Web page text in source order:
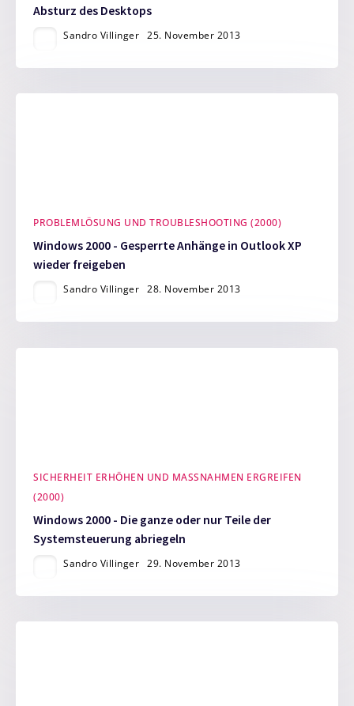
Absturz des Desktops
Sandro Villinger 25. November 2013
PROBLEMLÖSUNG UND TROUBLESHOOTING (2000)
Windows 2000 - Gesperrte Anhänge in Outlook XP
wieder freigeben
Sandro Villinger 28. November 2013
SICHERHEIT ERHÖHEN UND MASSNAHMEN ERGREIFEN (
2000)
Windows 2000 - Die ganze oder nur Teile der
Systemsteuerung abriegeln
Sandro Villinger 29. November 2013